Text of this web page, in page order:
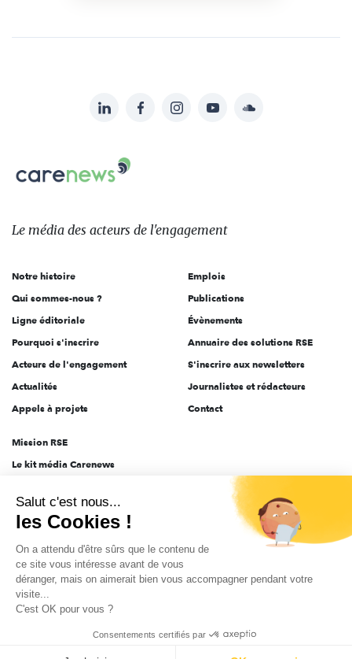
sur:
LinkedInFacebookInstagramYouTubeSoundcloud
Le
des
l'engagement
Le média des acteurs de l'engagement
Notre histoire
Qui sommes-nous ?
Ligne éditoriale
Pourquoi s'inscrire
Acteurs de l'engagement
Actualités
Appels à projets
Emplois
Publications
Évènements
Annuaire des solutions RSE
S'inscrire aux newsletters
Journalistes et rédacteurs
Contact
Mission RSE
Le kit média Carenews
AEF info
Novethic
PRODURABLE
Inclusiv Day
Données personnelles Mentions légales 2025-2026 Tout droits réservés
Salut c'est nous...
les Cookies !
On a attendu d'être sûrs que le contenu de
ce site vous intéresse avant de vous
déranger, mais on aimerait bien vous accompagner pendant votre
visite...
C'est OK pour vous ?
Consentements certifiés par